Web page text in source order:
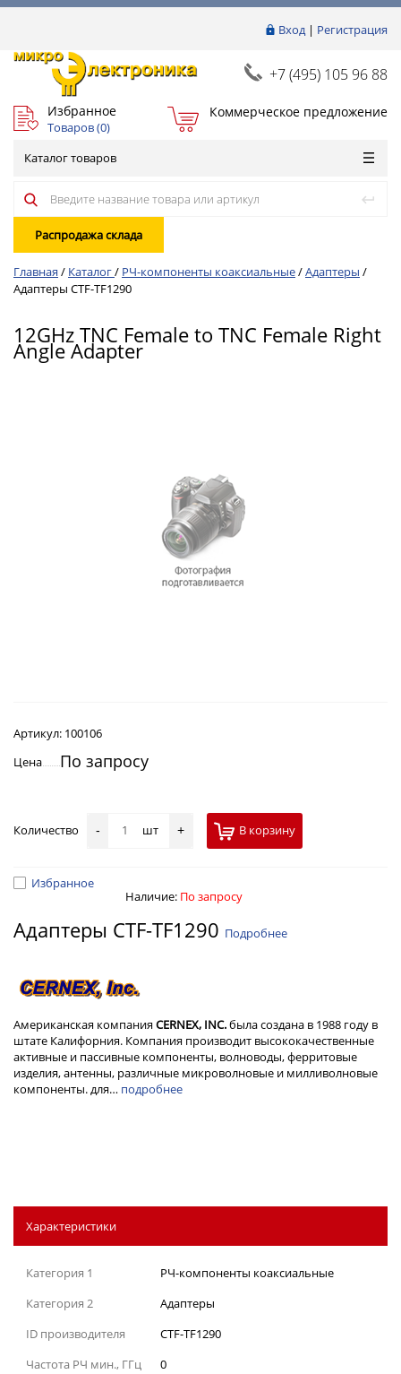
Вход| Регистрация
+7 (495) 105 96 88
Избранное
Товаров (0)
Коммерческое предложение
Каталог товаров
Распродажа склада
Главная / Каталог/ РЧ-компоненты коаксиальные/Адаптеры /
Адаптеры CTF-TF1290
12GHz TNC Female to TNC Female Right
Angle Adapter
Артикул: 100106
Цена
По запросу
Количество - шт + В корзину
Избранное
Наличие: По запросу
Адаптеры CTF-TF1290 Подробнее
Американская компанияCERNEX, INC.была создана в 1988 году в
штате Калифорния. Компания производит высококачественные
активные и пассивные компоненты, волноводы, ферритовые
изделия, антенны, различные микроволновые и милливолновые
компоненты. для… подробнее
Характеристики
Категория 1
РЧ-компоненты коаксиальные
Категория 2
Адаптеры
ID производителя
CTF-TF1290
Частота РЧ мин., ГГц
0